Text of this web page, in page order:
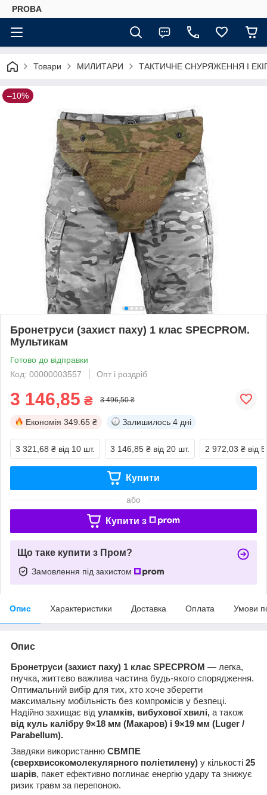
PROBA
Товари МИЛИТАРИ ТАКТИЧНЕ СНУРЯЖЕННЯ І
–10%
Бронетруси (захист паху) 1 клас SPECPROM.
Мультикам
Готово до відправки
Код: 00000003557
Опт і роздріб
3 146,85 ₴ 3 496,50 ₴
Економія 349.65 ₴ Залишилось 4 дні
3 321,68 ₴ від 10 шт. 3 146,85 ₴ від 20 шт. 2 972,03 ₴ від
Купити
або
Купити з
Що таке купити з Пром?
Замовлення під захистом
Опис Характеристики Доставка Оплата Умови
Опис
Бронетруси (захист паху) 1 клас SPECPROM — легка,
гнучка, життєво важлива частина будь-якого спорядження.
Оптимальний вибір для тих, хто хоче зберегти
максимальну мобільність без компромісів у безпеці.
Надійно захищає від уламків, вибухової хвилі, а також
від куль калібру 9×18 мм (Макаров) і 9×19 мм (Luger /
Parabellum).
Завдяки використанню СВМПЕ
(сверхвисокомолекулярного поліетилену) у кількості 25
шарів, пакет ефективно поглинає енергію удару та знижує
ризик травм за перепоною.